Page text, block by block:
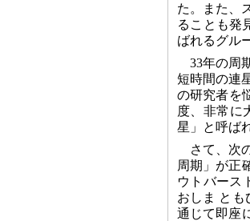
た。また、
ることも発
ばれるグル
33年の周
短時間の連
の研究者を
度、非常に
星」と呼ば
さて、次
周期」が正
ウトバース
おしま とも
通じて即座